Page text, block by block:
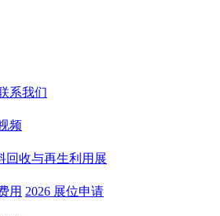
系我们
频
回收与再生利用展
用 2026 展位申请